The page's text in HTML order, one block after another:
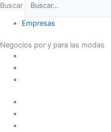
Buscar
Empresas
Negocios por y para las modas